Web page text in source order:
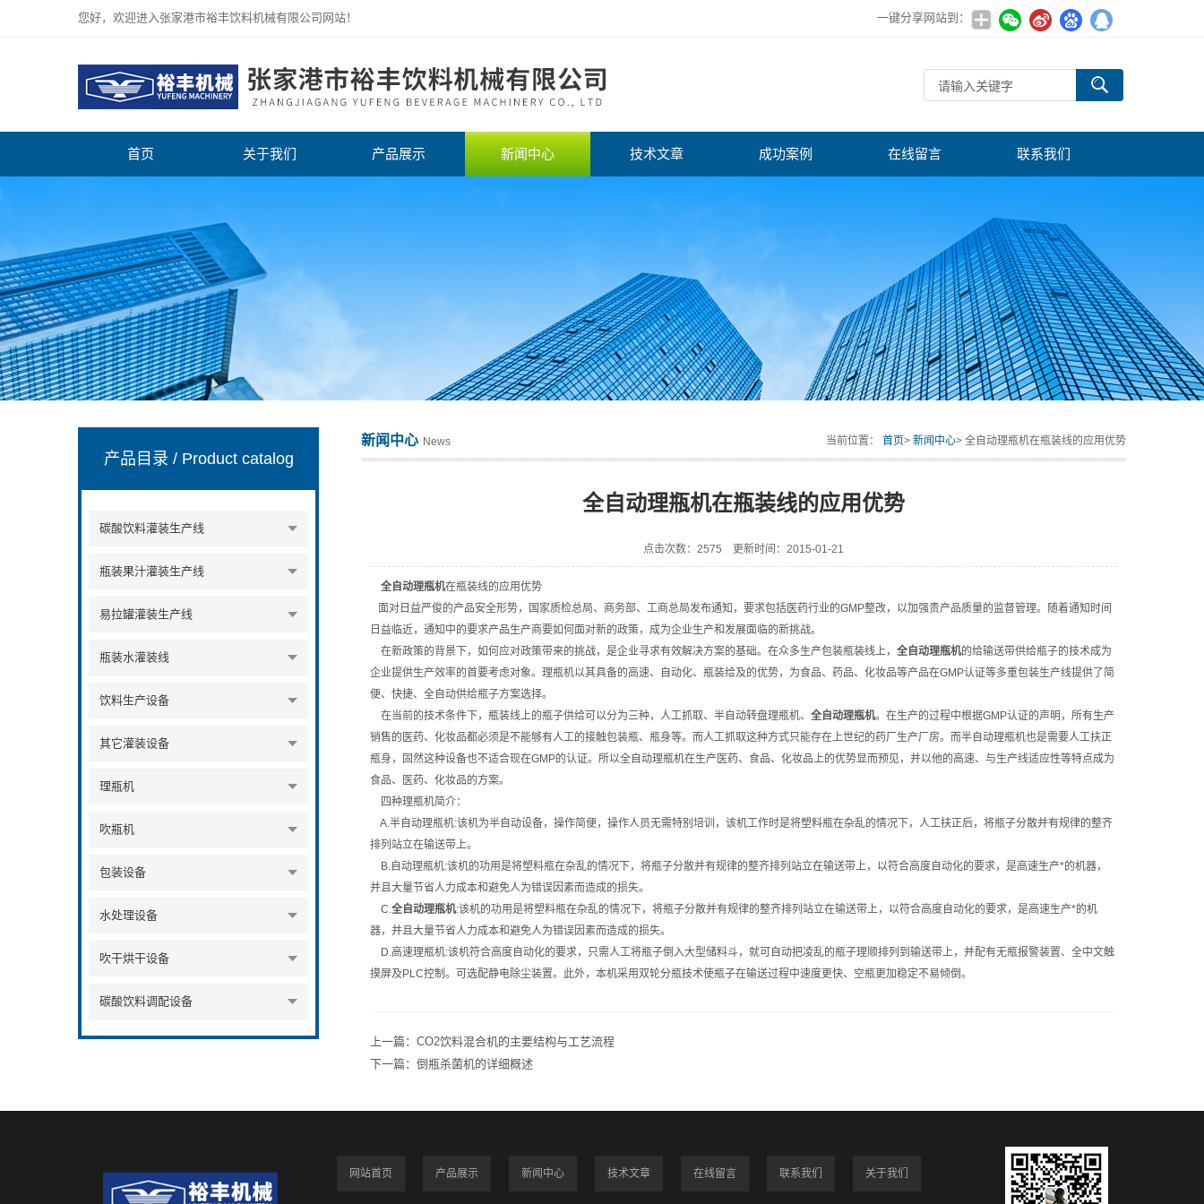
您好，欢迎进入张家港市裕丰饮料机械有限公司网站！ 一键分享网站到：
首页 关于我们 产品展示 新闻中心 技术文章 成功案例 在线留言 联系我们
产品目录 / Product catalog
碳酸饮料灌装生产线
瓶装果汁灌装生产线
易拉罐灌装生产线
瓶装水灌装线
饮料生产设备
其它灌装设备
理瓶机
吹瓶机
包装设备
水处理设备
吹干烘干设备
碳酸饮料调配设备
新闻中心 News 当前位置： 首页> 新闻中心> 全自动理瓶机在瓶装线的应用优势
全自动理瓶机在瓶装线的应用优势
点击次数：2575 更新时间：2015-01-21
全自动理瓶机在瓶装线的应用优势
面对日益严俊的产品安全形势，国家质检总局、商务部、工商总局发布通知，要求包括医药行业的GMP整改，以加强贵产品质量的监督管理。随着通知时间
日益临近，通知中的要求产品生产商要如何面对新的政策，成为企业生产和发展面临的新挑战。
在新政策的背景下，如何应对政策带来的挑战，是企业寻求有效解决方案的基础。在众多生产包装瓶装线上， 全自动理瓶机的给输送带供给瓶子的技术成为
企业提供生产效率的首要考虑对象。理瓶机以其具备的高速、自动化、瓶装给及的优势，为食品、药品、化妆品等产品在GMP认证等多重包装生产线提供了简
便、快捷、全自动供给瓶子方案选择。
在当前的技术条件下，瓶装线上的瓶子供给可以分为三种，人工抓取、半自动转盘理瓶机、 全自动理瓶机。在生产的过程中根据GMP认证的声明，所有生产
销售的医药、化妆品都必须是不能够有人工的接触包装瓶、瓶身等。而人工抓取这种方式只能存在上世纪的药厂生产厂房。而半自动理瓶机也是需要人工扶正
瓶身，固然这种设备也不适合现在GMP的认证。所以全自动理瓶机在生产医药、食品、化妆品上的优势显而预见，并以他的高速、与生产线适应性等特点成为
食品、医药、化妆品的方案。
四种理瓶机简介：
A.半自动理瓶机:该机为半自动设备，操作简便，操作人员无需特别培训，该机工作时是将塑料瓶在杂乱的情况下，人工扶正后，将瓶子分散并有规律的整齐
排列站立在输送带上。
B.自动理瓶机:该机的功用是将塑料瓶在杂乱的情况下，将瓶子分散并有规律的整齐排列站立在输送带上，以符合高度自动化的要求，是高速生产*的机器，
并且大量节省人力成本和避免人为错误因素而造成的损失。
C.全自动理瓶机:该机的功用是将塑料瓶在杂乱的情况下，将瓶子分散并有规律的整齐排列站立在输送带上，以符合高度自动化的要求，是高速生产*的机
器，并且大量节省人力成本和避免人为错误因素而造成的损失。
D.高速理瓶机:该机符合高度自动化的要求，只需人工将瓶子倒入大型储料斗，就可自动把凌乱的瓶子理顺排列到输送带上，并配有无瓶报警装置、全中文触
摸屏及PLC控制。可选配静电除尘装置。此外，本机采用双轮分瓶技术使瓶子在输送过程中速度更快、空瓶更加稳定不易倾倒。
上一篇： CO2饮料混合机的主要结构与工艺流程
下一篇： 倒瓶杀菌机的详细概述
网站首页 产品展示 新闻中心 技术文章 在线留言 联系我们 关于我们